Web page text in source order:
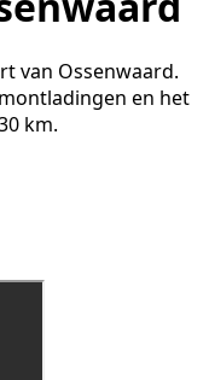
van Ossenwaard.
en het
km.